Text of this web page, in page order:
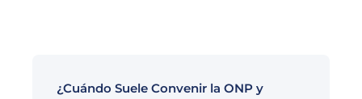
¿Cuándo Suele Convenir la ONP y